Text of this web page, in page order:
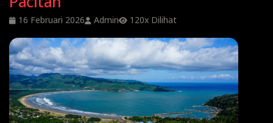
16 Februari 2026 Admin 120x Dilihat